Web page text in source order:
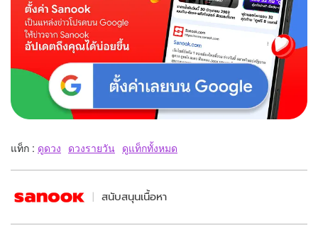
แท็ก : ดูดวง ดวงรายวัน ดูแท็กทั้งหมด
สนับสนุนเนื้อหา